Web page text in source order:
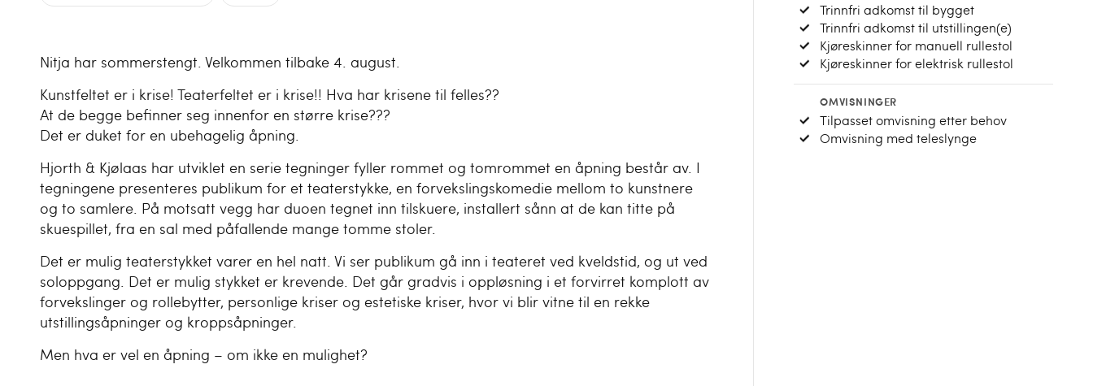
Nitja har sommerstengt. Velkommen tilbake 4. august.
Kunstfeltet er i krise! Teaterfeltet er i krise!! Hva har krisene til felles??
At de begge befinner seg innenfor en større krise???
Det er duket for en ubehagelig åpning.
Hjorth & Kjølaas har utviklet en serie tegninger fyller rommet og tomrommet en åpning består av. I
tegningene presenteres publikum for et teaterstykke, en forvekslingskomedie mellom to kunstnere
og to samlere. På motsatt vegg har duoen tegnet inn tilskuere, installert sånn at de kan titte på
skuespillet, fra en sal med påfallende mange tomme stoler.
Det er mulig teaterstykket varer en hel natt. Vi ser publikum gå inn i teateret ved kveldstid, og ut ved
soloppgang. Det er mulig stykket er krevende. Det går gradvis i oppløsning i et forvirret komplott av
forvekslinger og rollebytter, personlige kriser og estetiske kriser, hvor vi blir vitne til en rekke
utstillingsåpninger og kroppsåpninger.
Men hva er vel en åpning – om ikke en mulighet?
Trinnfri adkomst til bygget
Trinnfri adkomst til utstillingen(e)
Kjøreskinner for manuell rullestol
Kjøreskinner for elektrisk rullestol
OMVISNINGER
Tilpasset omvisning etter behov
Omvisning med teleslynge